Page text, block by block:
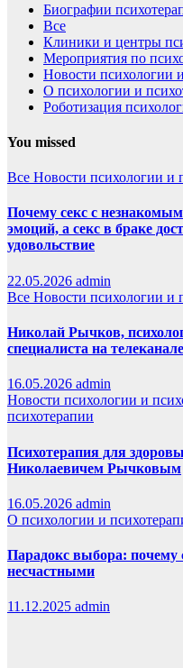
Биографии
Все
Клиники и центры
Мероприятия по
Новости психологии
О психологии и
Роботизация
You missed
Все Новости психологии и
Почему секс с
эмоций, а секс в браке
удовольствие
22.05.2026 admin
Все Новости психологии и
Николай Рычков,
специалиста на
16.05.2026 admin
Новости психологии и
психотерапии
Психотерапия для
Николаевичем Рычковым
16.05.2026 admin
О психологии и
Парадокс выбора: почему
несчастными
11.12.2025 admin